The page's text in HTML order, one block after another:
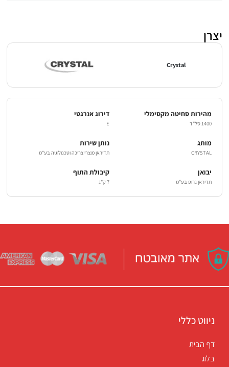
יצרן
Crystal
מהירות סחיטה מקסימלי
1400 סל"ד
דירוג אנרגטי
E
מותג
CRYSTAL
נותן שירות
תדיראן מוצרי צריכה וטכנולוגיה בע"מ
יבואן
תדיראן גרופ בע"מ
קיבולת התוף
7 ק"ג
ניווט כללי
דף הבית
בלוג